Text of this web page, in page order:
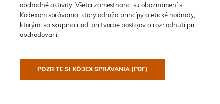
obchodné aktivity. Všetci zamestnanci sú oboznámení s
Kódexom správania, ktorý odráža princípy a etické hodnoty,
ktorými sa skupina riadi pri tvorbe postojov a rozhodnutí pri
obchodovaní.
POZRITE SI KÓDEX SPRÁVANIA (PDF)